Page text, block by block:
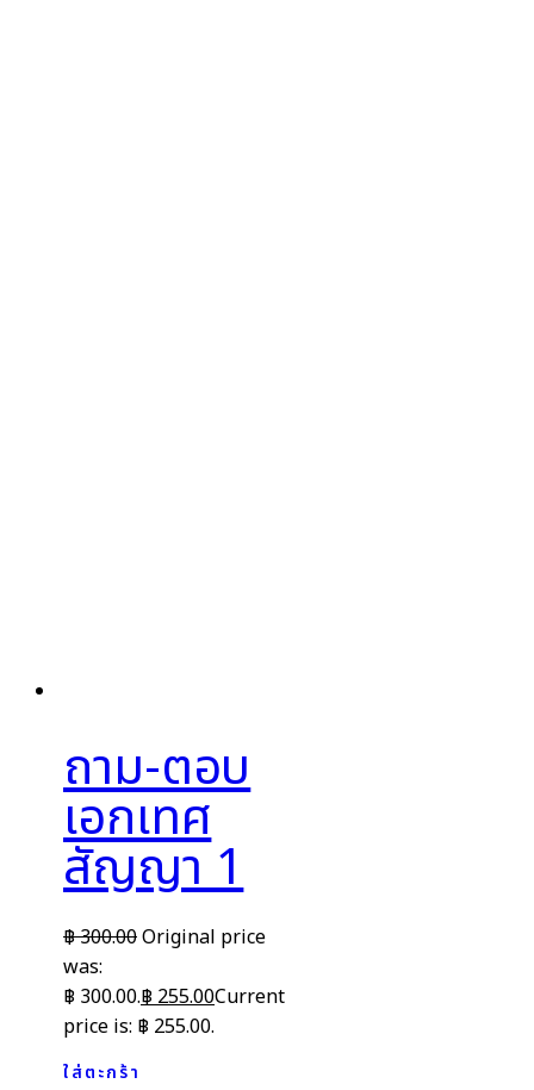
ถาม-ตอบ
เอกเทศ
สัญญา 1
฿300.00Original price
was:
฿ 300.00.฿ 255.00Current
price is: ฿ 255.00.
ใส่ตะกร้า